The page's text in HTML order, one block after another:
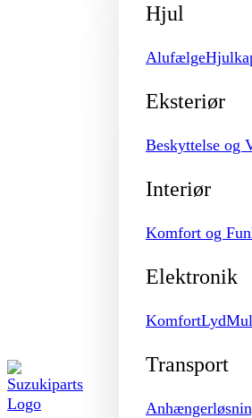
Hjul
Alufælge
Eksteriør
Beskyttelse og
Interiør
Komfort og
Elektronik
KomfortLyd
Transport